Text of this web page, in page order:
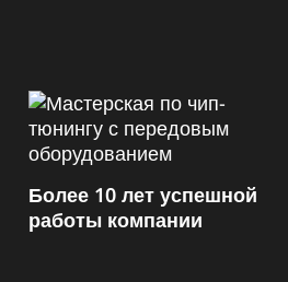
Более 10 лет успешной
работы компании